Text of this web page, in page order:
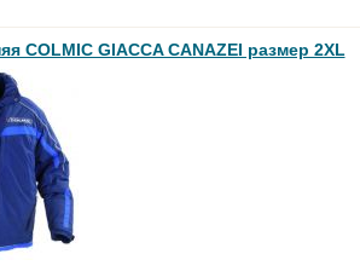
COLMIC GIACCA CANAZEI размер 2XL